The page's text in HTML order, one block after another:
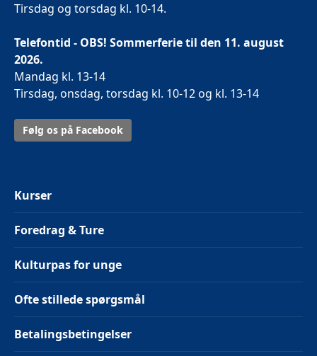
Tirsdag og torsdag kl. 10-14.
Telefontid - OBS! Sommerferie til den 11. august
2026.
Mandag kl. 13-14
Tirsdag, onsdag, torsdag kl. 10-12 og kl. 13-14
Følg os på Facebook
Kurser
Foredrag & Ture
Kulturpas for unge
Ofte stillede spørgsmål
Betalingsbetingelser